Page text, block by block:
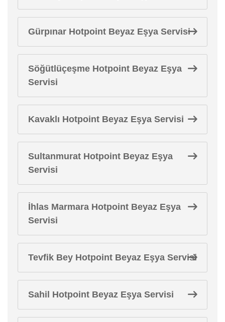
Gürpınar Hotpoint Beyaz Eşya Servisi
Söğütlüçeşme Hotpoint Beyaz Eşya
Servisi
Kavaklı Hotpoint Beyaz Eşya Servisi
Sultanmurat Hotpoint Beyaz Eşya
Servisi
İhlas Marmara Hotpoint Beyaz Eşya
Servisi
Tevfik Bey Hotpoint Beyaz Eşya Servisi
Sahil Hotpoint Beyaz Eşya Servisi